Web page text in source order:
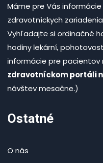
Máme pre Vás
zdravotníckych
Vyhľadajte si ordinačné
hodiny lekární,
informácie pre pacientov
zdravotníckom portáli
návštev mesačne.)
Ostatné
O nás